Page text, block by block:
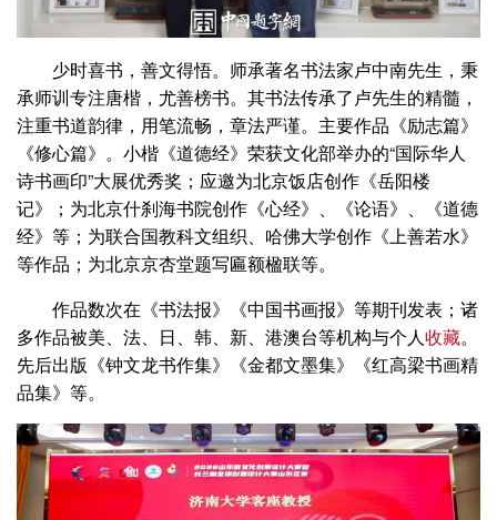
少时喜书，善文得悟。师承著名书法家卢中南先生，秉
承师训专注唐楷，尤善榜书。其书法传承了卢先生的精髓，
注重书道韵律，用笔流畅，章法严谨。主要作品《励志篇》
《修心篇》。小楷《道德经》荣获文化部举办的“国际华人
诗书画印”大展优秀奖；应邀为北京饭店创作《岳阳楼
记》；为北京什刹海书院创作《心经》、《论语》、《道德
经》等；为联合国教科文组织、哈佛大学创作《上善若水》
等作品；为北京京杏堂题写匾额楹联等。
作品数次在《书法报》《中国书画报》等期刊发表；诸
多作品被美、法、日、韩、新、港澳台等机构与个人收藏。
先后出版《钟文龙书作集》《金都文墨集》《红高梁书画精
品集》等。